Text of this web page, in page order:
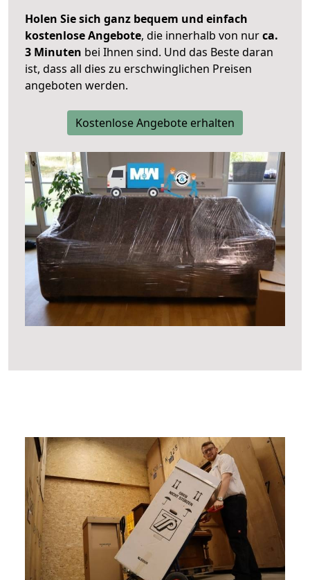
Holen Sie sich ganz bequem und einfach
kostenlose Angebote, die innerhalb von nurca.
3 Minuten bei Ihnen sind. Und das Beste daran
ist, dass all dies zu erschwinglichen Preisen
angeboten werden.
Kostenlose Angebote erhalten